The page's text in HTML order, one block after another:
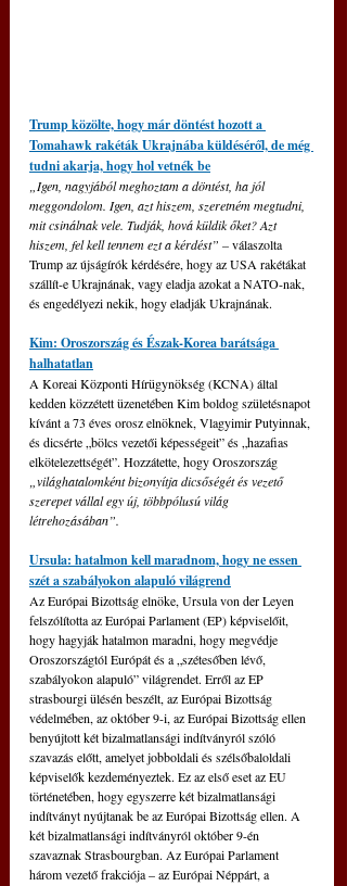
Trump közölte, hogy már döntést hozott a
Tomahawk rakéták Ukrajnába küldéséről, de még
tudni akarja, hogy hol vetnék be
„Igen, nagyjából meghoztam a döntést, ha jól
meggondolom. Igen, azt hiszem, szeretném megtudni,
mit csinálnak vele. Tudják, hová küldik őket? Azt
hiszem, fel kell tennem ezt a kérdést” – válaszolta
Trump az újságírók kérdésére, hogy az USA rakétákat
szállít-e Ukrajnának, vagy eladja azokat a NATO-nak,
és engedélyezi nekik, hogy eladják Ukrajnának.
Kim: Oroszország és Észak-Korea barátsága
halhatatlan
A Koreai Központi Hírügynökség (KCNA) által
kedden közzétett üzenetében Kim boldog születésnapot
kívánt a 73 éves orosz elnöknek, Vlagyimir Putyinnak,
és dicsérte „bölcs vezetői képességeit” és „hazafias
elkötelezettségét”. Hozzátette, hogy Oroszország
„világhatalomként bizonyítja dicsőségét és vezető
szerepet vállal egy új, többpólusú világ
létrehozásában”.
Ursula: hatalmon kell maradnom, hogy ne essen
szét a szabályokon alapuló világrend
Az Európai Bizottság elnöke, Ursula von der Leyen
felszólította az Európai Parlament (EP) képviselőit,
hogy hagyják hatalmon maradni, hogy megvédje
Oroszországtól Európát és a „szétesőben lévő,
szabályokon alapuló” világrendet. Erről az EP
strasbourgi ülésén beszélt, az Európai Bizottság
védelmében, az október 9-i, az Európai Bizottság ellen
benyújtott két bizalmatlansági indítványról szóló
szavazás előtt, amelyet jobboldali és szélsőbaloldali
képviselők kezdeményeztek. Ez az első eset az EU
történetében, hogy egyszerre két bizalmatlansági
indítványt nyújtanak be az Európai Bizottság ellen. A
két bizalmatlansági indítványról október 9-én
szavaznak Strasbourgban. Az Európai Parlament
három vezető frakciója – az Európai Néppárt, a